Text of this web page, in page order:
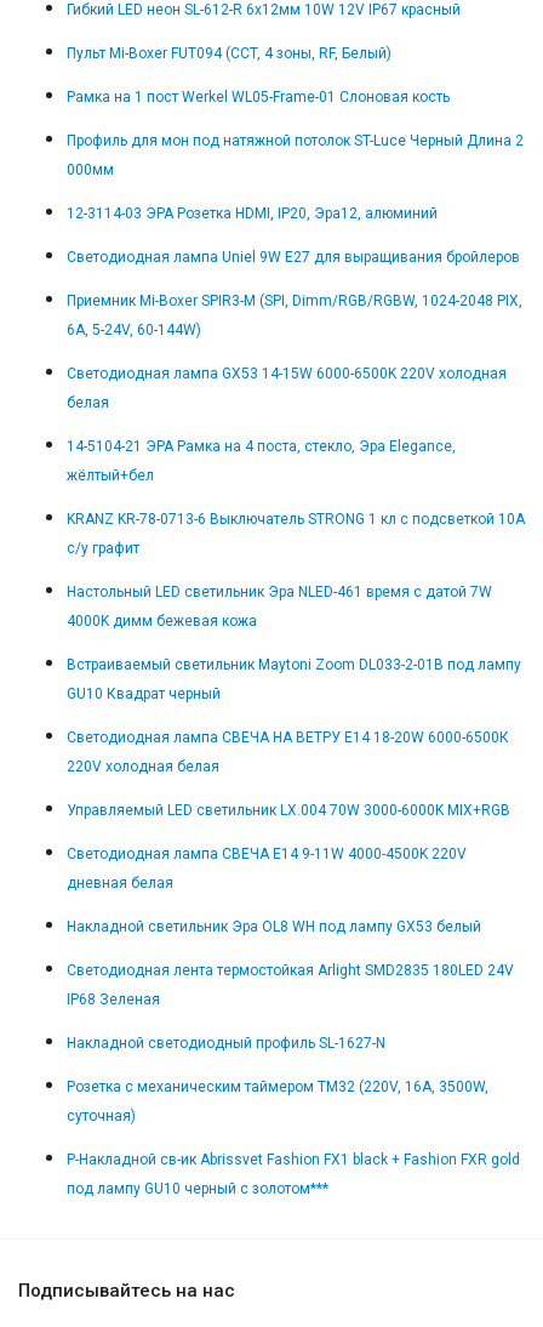
Гибкий LED неон SL-612-R 6x12мм 10W 12V IP67 красный
Пульт Mi-Boxer FUT094 (CCT, 4 зоны, RF, Белый)
Рамка на 1 пост Werkel WL05-Frame-01 Слоновая кость
Профиль для мон под натяжной потолок ST-Luce Черный Длина 2
000мм
12-3114-03 ЭРА Розетка HDMI, IP20, Эра12, алюминий
Светодиодная лампа Uniel 9W E27 для выращивания бройлеров
Приемник Mi-Boxer SPIR3-M (SPI, Dimm/RGB/RGBW, 1024-2048 PIX,
6A, 5-24V, 60-144W)
Светодиодная лампа GX53 14-15W 6000-6500K 220V холодная
белая
14-5104-21 ЭРА Рамка на 4 поста, стекло, Эра Elegance,
жёлтый+бел
KRANZ KR-78-0713-6 Выключатель STRONG 1 кл с подсветкой 10А
с/у графит
Настольный LED светильник Эра NLED-461 время с датой 7W
4000K димм бежевая кожа
Встраиваемый светильник Maytoni Zoom DL033-2-01B под лампу
GU10 Квадрат черный
Светодиодная лампа СВЕЧА НА ВЕТРУ E14 18-20W 6000-6500К
220V холодная белая
Управляемый LED светильник LX.004 70W 3000-6000K MIX+RGB
Светодиодная лампа СВЕЧА E14 9-11W 4000-4500K 220V
дневная белая
Накладной светильник Эра OL8 WH под лампу GX53 белый
Светодиодная лента термостойкая Arlight SMD2835 180LED 24V
IP68 Зеленая
Накладной светодиодный профиль SL-1627-N
Розетка с механическим таймером TM32 (220V, 16A, 3500W,
суточная)
Р-Накладной св-ик Abrissvet Fashion FX1 black + Fashion FXR gold
под лампу GU10 черный с золотом***
Подписывайтесь на нас